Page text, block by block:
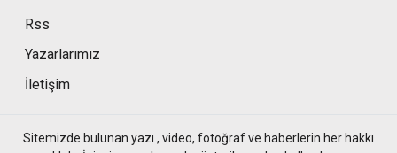
Rss
Yazarlarımız
İletişim
Sitemizde bulunan yazı , video, fotoğraf ve haberlerin her hakkı